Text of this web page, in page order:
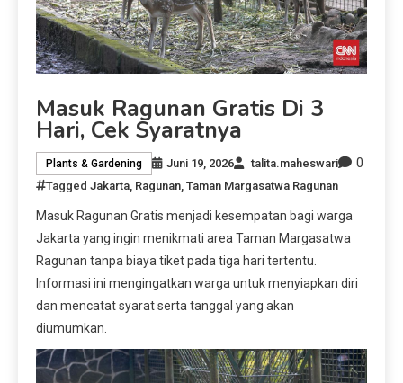
Masuk Ragunan Gratis Di 3
Hari, Cek Syaratnya
Plants & Gardening Juni 19, 2026 talita.maheswari 0
Tagged Jakarta, Ragunan, Taman Margasatwa Ragunan
Masuk Ragunan Gratis menjadi kesempatan bagi warga
Jakarta yang ingin menikmati area Taman Margasatwa
Ragunan tanpa biaya tiket pada tiga hari tertentu.
Informasi ini mengingatkan warga untuk menyiapkan diri
dan mencatat syarat serta tanggal yang akan
diumumkan.